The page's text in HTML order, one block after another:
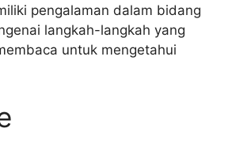
pengalaman dalam bidang
langkah-langkah yang
untuk mengetahui